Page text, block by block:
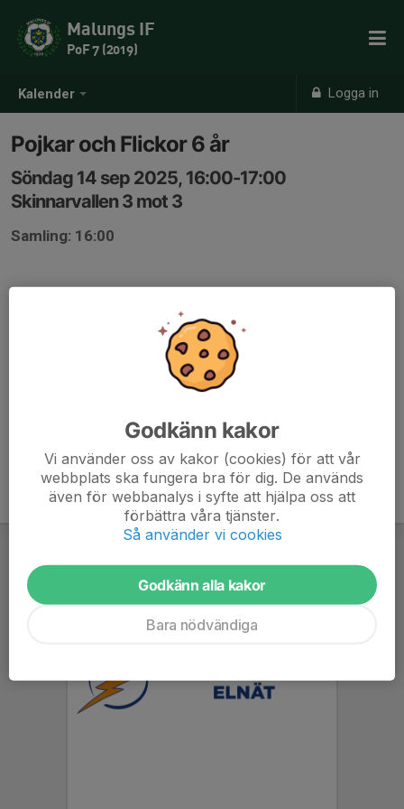
Kalender Logga in
Malungs IF
PoF 7 (2019)
Pojkar och Flickor 6 år
Söndag 14 sep 2025, 16:00-17:00
Skinnarvallen 3 mot 3
Samling: 16:00
Godkänn kakor
Vi använder oss av kakor (cookies) för att vår
webbplats ska fungera bra för dig. De används
även för webbanalys i syfte att hjälpa oss att
förbättra våra tjänster.
Så använder vi cookies
Godkänn alla kakor
Bara nödvändiga